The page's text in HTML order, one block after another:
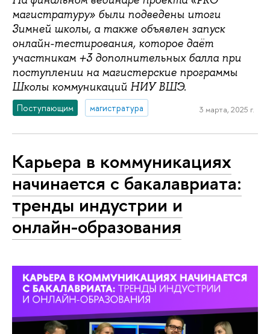
магистратуру» были подведены итоги
Зимней школы, а также объявлен запуск
онлайн-тестирования, которое даёт
участникам +3 дополнительных балла при
поступлении на магистерские программы
Школы коммуникаций НИУ ВШЭ.
Поступающим магистратура 3 марта, 2025 г.
Карьера в коммуникациях
начинается с бакалавриата:
тренды индустрии и
онлайн-образования